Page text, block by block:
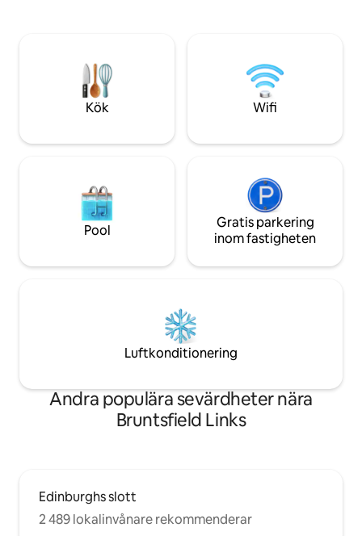
restauranger i närheten. Gratis
parkering helger och vardagar 17.30-
08.30 EPC band C Licens EH-69603-R
Från och med den 24/7/26 ingår 5 % i
besökaravgift (se anmärkning)
en perfekt
annonserats ut
ställen att bo på,
få ett varmt
Kök Wifi
Pool
Gratis parkering
inom fastigheten
Luftkonditionering
Andra populära sevärdheter nära
Bruntsfield Links
Edinburghs slott
2 489 lokalinvånare rekommenderar